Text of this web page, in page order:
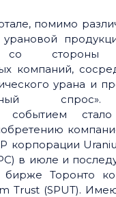
помимо
урановой
со стороны
компаний,
урана и
событием
корпорации
в июле и
Торонто
Trust (SPUT).